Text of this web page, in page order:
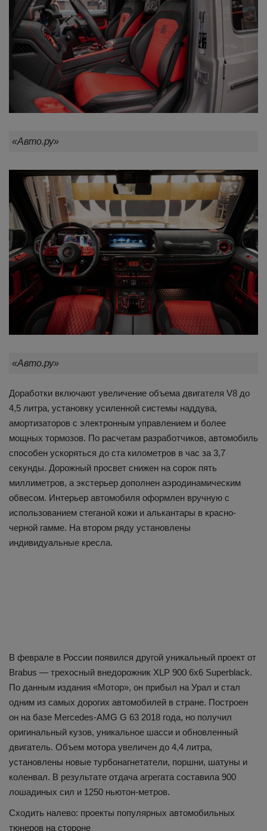
«Авто.ру»
«Авто.ру»
Доработки включают увеличение объема двигателя V8 до
4,5 литра, установку усиленной системы наддува,
амортизаторов с электронным управлением и более
мощных тормозов. По расчетам разработчиков, автомобиль
способен ускоряться до ста километров в час за 3,7
секунды. Дорожный просвет снижен на сорок пять
миллиметров, а экстерьер дополнен аэродинамическим
обвесом. Интерьер автомобиля оформлен вручную с
использованием стеганой кожи и алькантары в красно-
черной гамме. На втором ряду установлены
индивидуальные кресла.
В феврале в России появился другой уникальный проект от
Brabus — трехосный внедорожник XLP 900 6x6 Superblack.
По данным издания «Мотор», он прибыл на Урал и стал
одним из самых дорогих автомобилей в стране. Построен
он на базе Mercedes-AMG G 63 2018 года, но получил
оригинальный кузов, уникальное шасси и обновленный
двигатель. Объем мотора увеличен до 4,4 литра,
установлены новые турбонагнетатели, поршни, шатуны и
коленвал. В результате отдача агрегата составила 900
лошадиных сил и 1250 ньютон-метров.
Сходить налево: проекты популярных автомобильных
тюнеров на стороне